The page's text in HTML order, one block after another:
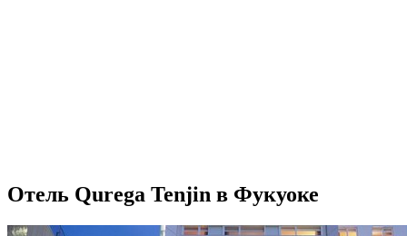
Отель Qurega Tenjin в Фукуоке